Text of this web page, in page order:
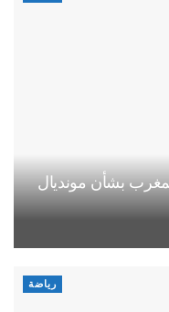
للمغرب بشأن مونديال
رياضة